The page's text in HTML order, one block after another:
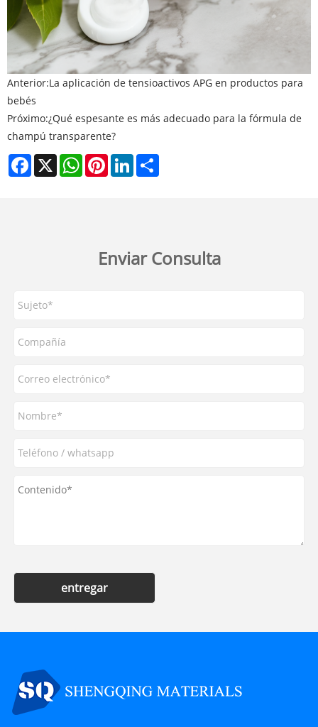
Anterior:La aplicación de tensioactivos APG en productos para
bebés
Próximo:¿Qué espesante es más adecuado para la fórmula de
champú transparente?
Facebook
X WhatsAppPinterestLinkedIn
Enviar Consulta
entregar